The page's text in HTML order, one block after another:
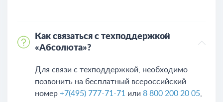
Как связаться с техподдержкой
«Абсолюта»?
Для связи с техподдержкой, необходимо
позвонить на бесплатный всероссийский
номер +7(495) 777-71-71 или 8 800 200 20 05